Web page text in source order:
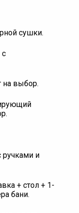
сушки.
на выбор.
ручками и
+ стол + 1-
бани.